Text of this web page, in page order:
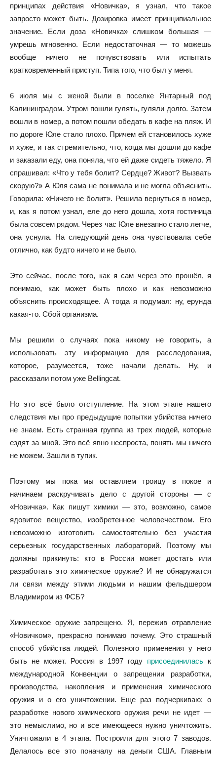
принципах действия «Новичка», я узнал, что такое
запросто может быть. Дозировка имеет принципиальное
значение. Если доза «Новичка» слишком большая —
умрешь мгновенно. Если недостаточная — то можешь
вообще ничего не почувствовать или испытать
кратковременный приступ. Типа того, что был у меня.
6 июля мы с женой были в поселке Янтарный под
Калининградом. Утром пошли гулять, гуляли долго. Затем
вошли в номер, а потом пошли обедать в кафе на пляж. И
по дороге Юле стало плохо. Причем ей становилось хуже
и хуже, и так стремительно, что, когда мы дошли до кафе
и заказали еду, она поняла, что ей даже сидеть тяжело. Я
спрашивал: «Что у тебя болит? Сердце? Живот? Вызвать
скорую?» А Юля сама не понимала и не могла объяснить.
Говорила: «Ничего не болит». Решила вернуться в номер,
и, как я потом узнал, еле до него дошла, хотя гостиница
была совсем рядом. Через час Юле внезапно стало легче,
она уснула. На следующий день она чувствовала себе
отлично, как будто ничего и не было.
Это сейчас, после того, как я сам через это прошёл, я
понимаю, как может быть плохо и как невозможно
объяснить происходящее. А тогда я подумал: ну, ерунда
какая-то. Сбой организма.
Мы решили о случаях пока никому не говорить, а
использовать эту информацию для расследования,
которое, разумеется, тоже начали делать. Ну, и
рассказали потом уже Bellingcat.
Но это всё было отступление. На этом этапе нашего
следствия мы про предыдущие попытки убийства ничего
не знаем. Есть странная группа из трех людей, которые
ездят за мной. Это всё явно неспроста, понять мы ничего
не можем. Зашли в тупик.
Поэтому мы пока мы оставляем троицу в покое и
начинаем раскручивать дело с другой стороны — с
«Новичка». Как пишут химики — это, возможно, самое
ядовитое вещество, изобретенное человечеством. Его
невозможно изготовить самостоятельно без участия
серьезных государственных лабораторий. Поэтому мы
должны прикинуть: кто в России может достать или
разработать это химическое оружие? И не обнаружатся
ли связи между этими людьми и нашим фельдшером
Владимиром из ФСБ?
Химическое оружие запрещено. Я, пережив отравление
«Новичком», прекрасно понимаю почему. Это страшный
способ убийства людей. Полезного применения у него
быть не может. Россия в 1997 году присоединилась к
международной Конвенции о запрещении разработки,
производства, накопления и применения химического
оружия и о его уничтожении. Еще раз подчеркиваю: о
разработке нового химического оружия речи не идет —
это немыслимо, но и все имеющееся нужно уничтожить.
Уничтожали в 4 этапа. Построили для этого 7 заводов.
Делалось все это поначалу на деньги США. Главным